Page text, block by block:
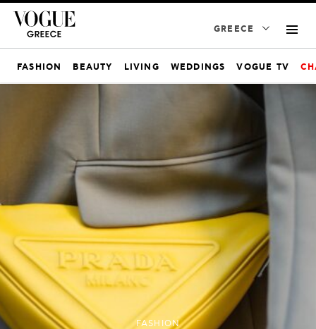
GREECE
FASHION BEAUTY LIVING WEDDINGS VOGUE TV
FASHION